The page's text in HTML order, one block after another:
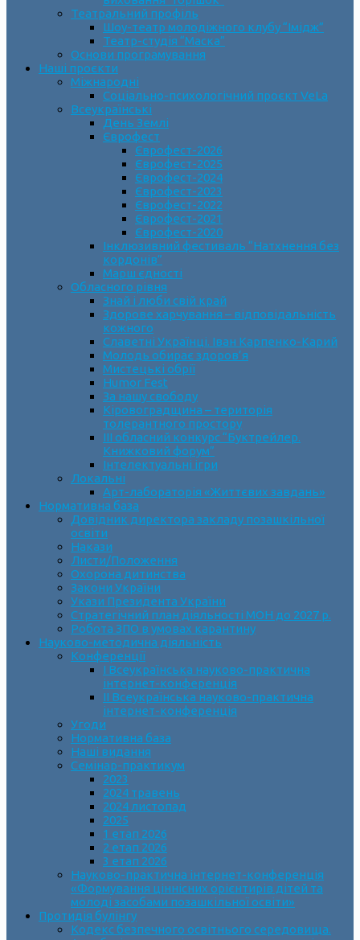
Театральний профіль
Шоу-театр молодіжного клубу “Імідж”
Театр-студія “Маска”
Основи програмування
Наші проєкти
Міжнародні
Соціально-психологічний проєкт VeLa
Всеукраїнські
День Землі
Єврофест
Єврофест-2026
Єврофест-2025
Єврофест-2024
Єврофест-2023
Єврофест-2022
Єврофест-2021
Єврофест-2020
Інклюзивний фестиваль “Натхнення без
кордонів”
Марш єдності
Обласного рівня
Знай і люби свій край
Здорове харчування – відповідальність
кожного
Славетні Українці. Іван Карпенко-Карий
Молодь обирає здоров’я
Мистецькі обрії
Humor Fest
За нашу свободу
Кіровоградщина – територія
толерантного простору
ІII обласний конкурс “Буктрейлер.
Книжковий форум”
Інтелектуальні ігри
Локальні
Арт-лабораторія «Життєвих завдань»
Нормативна база
Довідник директора закладу позашкільної
освіти
Накази
Листи/Положення
Охорона дитинства
Закони України
Укази Президента України
Стратегічний план діяльності МОН до 2027 р.
Робота ЗПО в умовах карантину
Науково-методична діяльність
Конференції
І Всеукраїнська науково-практична
інтернет-конференція
ІІ Всеукраїнська науково-практична
інтернет-конференція
Угоди
Нормативна база
Наші видання
Семінар-практикум
2023
2024 травень
2024 листопад
2025
1 етап 2026
2 етап 2026
3 етап 2026
Науково-практична інтернет-конференція
«Формування ціннісних орієнтирів дітей та
молоді засобами позашкільної освіти»
Протидія булінгу
Кодекс безпечного освітнього середовища.